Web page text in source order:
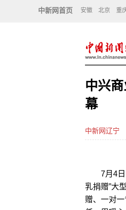
中新网首页 安徽 北京 重
中兴
幕
中新网辽宁
7月4日，
乳捐赠”大
赠、一对